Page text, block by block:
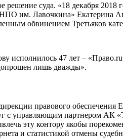
суда. «18 декабря
им. Лавочкина» Екатерина
обвинением Третьяков
исполнилось 47 лет –
лишь дважды».
правового обеспечения
с управляющим партнером АК
эту контору якобы
и статистикой отмены